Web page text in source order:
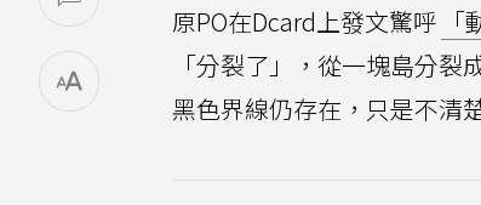
原PO在Dcard上發文驚呼
「分裂了」，從一塊島分
黑色界線仍存在，只是不清